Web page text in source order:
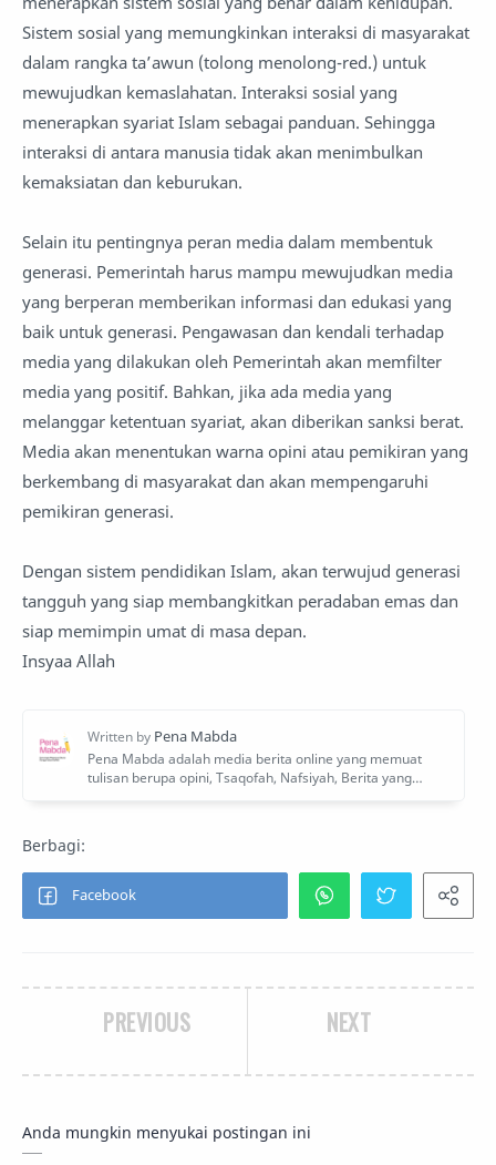
Sistem sosial yang memungkinkan interaksi di masyarakat
dalam rangka ta’awun (tolong menolong-red.) untuk
mewujudkan kemaslahatan. Interaksi sosial yang
menerapkan syariat Islam sebagai panduan. Sehingga
interaksi di antara manusia tidak akan menimbulkan
kemaksiatan dan keburukan.
Selain itu pentingnya peran media dalam membentuk
generasi. Pemerintah harus mampu mewujudkan media
yang berperan memberikan informasi dan edukasi yang
baik untuk generasi. Pengawasan dan kendali terhadap
media yang dilakukan oleh Pemerintah akan memfilter
media yang positif. Bahkan, jika ada media yang
melanggar ketentuan syariat, akan diberikan sanksi berat.
Media akan menentukan warna opini atau pemikiran yang
berkembang di masyarakat dan akan mempengaruhi
pemikiran generasi.
Dengan sistem pendidikan Islam, akan terwujud generasi
tangguh yang siap membangkitkan peradaban emas dan
siap memimpin umat di masa depan.
Insyaa Allah
NEXT
PREVIOUS
Anda mungkin menyukai postingan ini